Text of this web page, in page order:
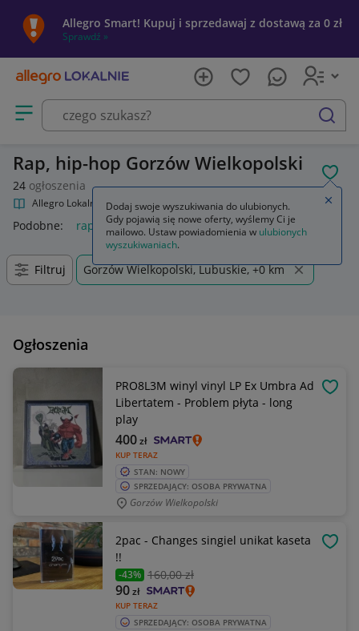
Allegro Smart! Kupuj i sprzedawaj z dostawą za 0 zł
Sprawdź »
Otwórz menu z kategoriami
szukaj
Rap, hip-hop Gorzów Wielkopolski
24 ogłoszenia
Allegro Lokalnie Kultura i rozrywka Muzyka Rap, hip-hop
Podobne: rap hip-hop
Filtruj Gorzów Wielkopolski, Lubuskie, +0 km
Ogłoszenia
PRO8L3M winyl vinyl LP Ex Umbra Ad
Libertatem - Problem płyta - long
play
KUP TERAZ
400zł
STAN: NOWY
SPRZEDAJĄCY: OSOBA PRYWATNA
Gorzów Wielkopolski
2pac - Changes singiel unikat kaseta
!!
-43% 160,00 zł
KUP TERAZ
90zł
SPRZEDAJĄCY: OSOBA PRYWATNA
Dodaj swoje wyszukiwania do ulubionych.
Gdy pojawią się nowe oferty, wyślemy Ci je
mailowo. Ustaw powiadomienia w ulubionych
wyszukiwaniach.